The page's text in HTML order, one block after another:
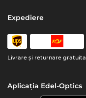
Expediere
Livrare şi returnare gratuita
Aplicația Edel-Optics